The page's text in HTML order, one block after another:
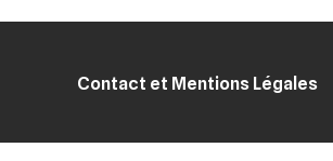
Contact et Mentions Légales